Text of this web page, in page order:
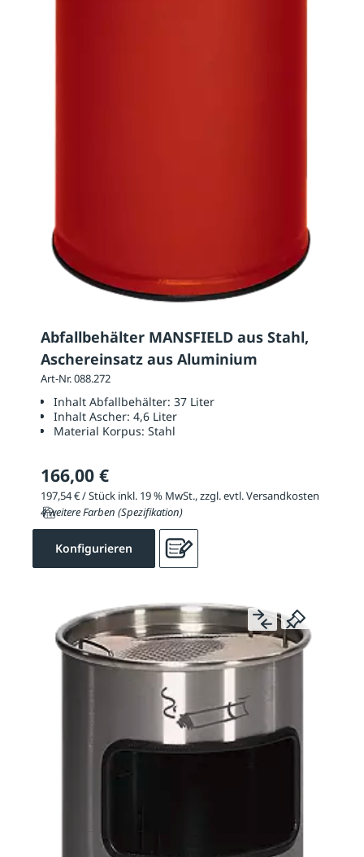
Abfallbehälter MANSFIELD aus Stahl,
Aschereinsatz aus Aluminium
Art-Nr. 088.272
Inhalt Abfallbehälter: 37 Liter
Inhalt Ascher: 4,6 Liter
Material Korpus: Stahl
166,00 €
197,54 € / Stück inkl. 19 % MwSt., zzgl. evtl. Versandkosten
4 weitere Farben (Spezifikation)
Konfigurieren